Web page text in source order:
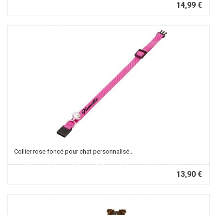
14,99 €
Collier rose foncé pour chat personnalisé...
13,90 €